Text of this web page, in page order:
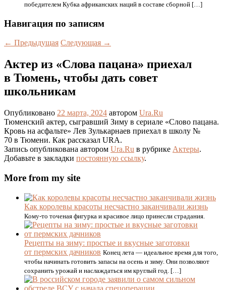
победителем Кубка африканских наций в составе сборной […]
Навигация по записям
← Предыдущая Следующая →
Актер из «Слова пацана» приехал
в Тюмень, чтобы дать совет
школьникам
Опубликовано 22 марта, 2024 автором Ura.Ru
Тюменский актер, сыгравший Зиму в сериале «Слово пацана.
Кровь на асфальте» Лев Зулькарнаев приехал в школу №
70 в Тюмени. Как рассказал URA.
Запись опубликована автором Ura.Ru в рубрике Актеры.
Добавьте в закладки постоянную ссылку.
More from my site
Как королевы красоты несчастно заканчивали жизнь
Кому-то точеная фигурка и красивое лицо принесли страдания.
Рецепты на зиму: простые и вкусные заготовки
от пермских дачников Конец лета — идеальное время для того,
чтобы начинать готовить запасы на осень и зиму. Они позволяют
сохранить урожай и наслаждаться им круглый год. […]